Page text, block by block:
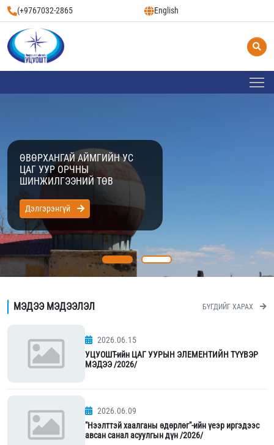
(+9767032-2865 English
ӨВӨРХАНГАЙ АЙМГИЙН УС
ЦАГ УУР ОРЧНЫ
ШИНЖИЛГЭЭНИЙ ТӨВ
Дэлгэрэнгүй
МЭДЭЭ МЭДЭЭЛЭЛ БҮГДИЙГ ХАРАХ
2026.06.15
УЦУОШТ-ийн ЦАГ УУРЫН ЭЛЕМЕНТИЙН ТҮҮВЭР
МЭДЭЭ /2026/
2026.06.09
"Нээлттэй хаалганы өдөрлөг"-ийн үеэр иргэдээс
авсан санал асуулгын дүн /2026/